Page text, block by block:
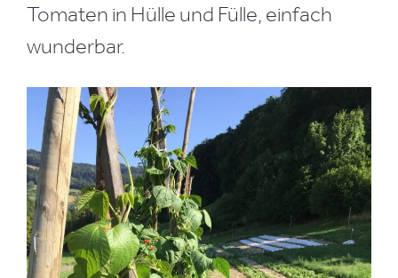
Tomaten in Hülle und Fülle, einfach
wunderbar.